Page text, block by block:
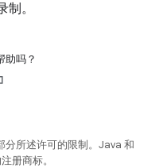
。
助吗？
分所述许可的限制。Java 和
册商标。